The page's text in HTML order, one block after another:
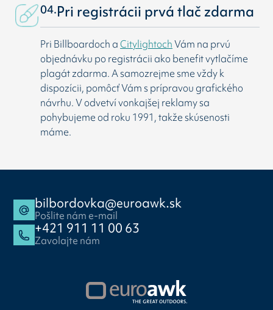
04.Pri registrácii prvá tlač zdarma
Pri Billboardoch aCitylightochVám na prvú
objednávku po registrácii ako benefit vytlačíme
plagát zdarma. A samozrejme sme vždy k
dispozícii, pomôcť Vám s prípravou grafického
návrhu. V odvetví vonkajšej reklamy sa
pohybujeme od roku 1991, takže skúsenosti
máme.
bilbordovka@euroawk.sk
Pošlite nám e-mail
+421 911 11 00 63
Zavolajte nám